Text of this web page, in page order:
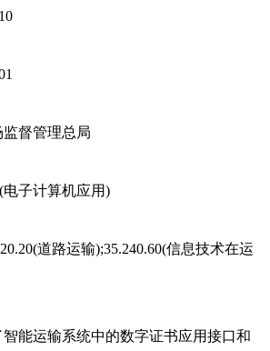
督管理总局
子计算机应用)
道路运输);35.240.60(信息技术在运
能运输系统中的数字证书应用接口和